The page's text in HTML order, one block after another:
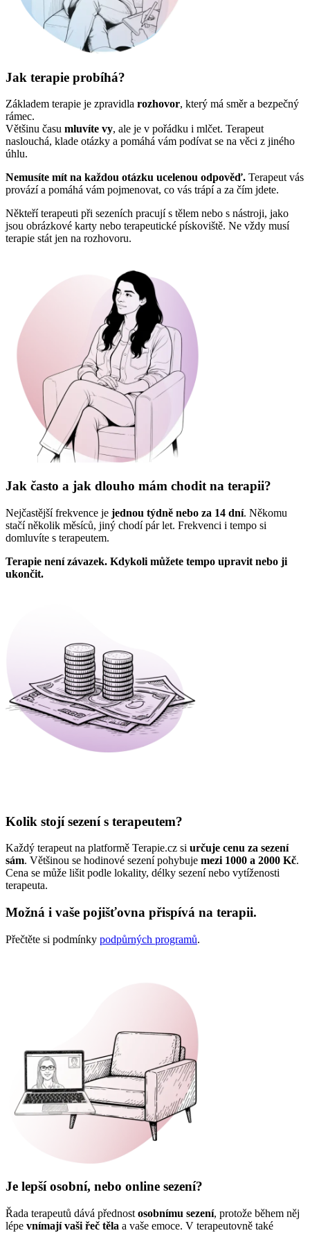
Jak terapie probíhá?
Základem terapie je zpravidla rozhovor, který má směr a bezpečný
rámec.
Většinu času mluvíte vy, ale je v pořádku i mlčet. Terapeut
naslouchá, klade otázky a pomáhá vám podívat se na věci z jiného
úhlu.
Nemusíte mít na každou otázku ucelenou odpověď. Terapeut vás
provází a pomáhá vám pojmenovat, co vás trápí a za čím jdete.
Někteří terapeuti při sezeních pracují s tělem nebo s nástroji, jako
jsou obrázkové karty nebo terapeutické pískoviště. Ne vždy musí
terapie stát jen na rozhovoru.
Jak často a jak dlouho mám chodit na terapii?
Nejčastější frekvence je jednou týdně nebo za 14 dní. Někomu
stačí několik měsíců, jiný chodí pár let. Frekvenci i tempo si
domluvíte s terapeutem.
Terapie není závazek. Kdykoli můžete tempo upravit nebo ji
ukončit.
Kolik stojí sezení s terapeutem?
Každý terapeut na platformě Terapie.cz si určuje cenu za sezení
sám. Většinou se hodinové sezení pohybuje mezi 1000 a 2000 Kč.
Cena se může lišit podle lokality, délky sezení nebo vytíženosti
terapeuta.
Možná i vaše pojišťovna přispívá na terapii.
Přečtěte si podmínky podpůrných programů.
Je lepší osobní, nebo online sezení?
Řada terapeutů dává přednost osobnímu sezení, protože během něj
lépe vnímají vaši řeč těla a vaše emoce. V terapeutovně také